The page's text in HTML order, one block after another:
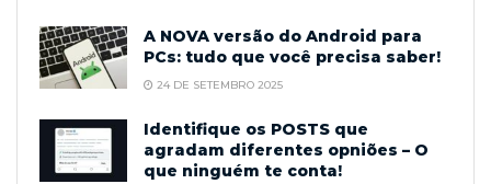
A NOVA versão do Android para
PCs: tudo que você precisa saber!
24 DE SETEMBRO 2025
Identifique os POSTS que
agradam diferentes opniões – O
que ninguém te conta!